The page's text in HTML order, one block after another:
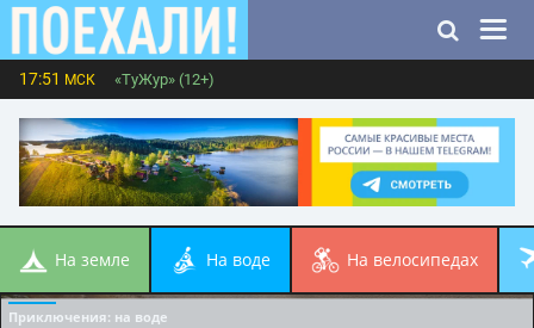
17:51 МСК «ТуЖур» (12+)
на земле на воде на велосипедах
Приключения: на воде